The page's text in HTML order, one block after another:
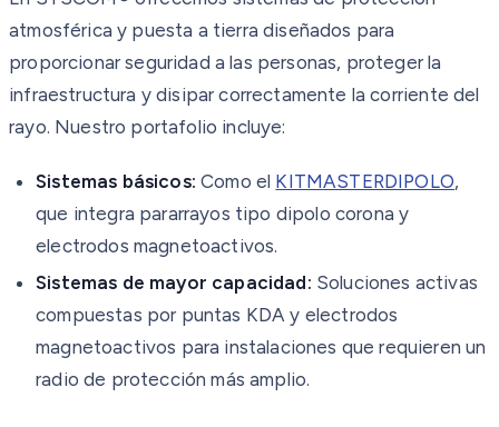
atmosférica y puesta a tierra diseñados para
proporcionar seguridad a las personas, proteger la
infraestructura y disipar correctamente la corriente del
rayo. Nuestro portafolio incluye:
Sistemas básicos: Como el KITMASTERDIPOLO,
que integra pararrayos tipo dipolo corona y
electrodos magnetoactivos.
Sistemas de mayor capacidad: Soluciones activas
compuestas por puntas KDA y electrodos
magnetoactivos para instalaciones que requieren un
radio de protección más amplio.